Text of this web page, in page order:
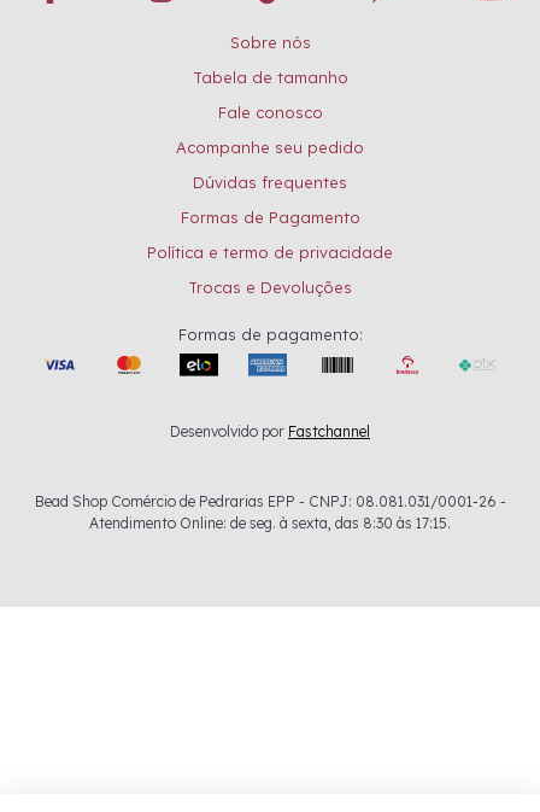
Sobre nós
Tabela de tamanho
Fale conosco
Acompanhe seu pedido
Dúvidas frequentes
Formas de Pagamento
Política e termo de privacidade
Trocas e Devoluções
Formas de pagamento:
Desenvolvido por Fastchannel
Bead Shop Comércio de Pedrarias EPP - CNPJ: 08.081.031/0001-26 -
Atendimento Online: de seg. à sexta, das 8:30 às 17:15.